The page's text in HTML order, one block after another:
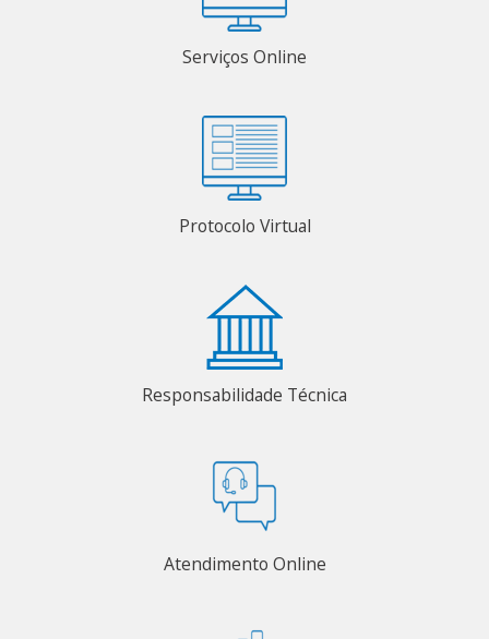
Serviços Online
Protocolo Virtual
Responsabilidade Técnica
Atendimento Online